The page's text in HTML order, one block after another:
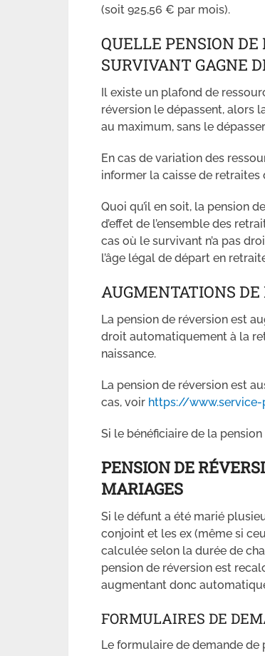
(soit 925,56 € par mois).
QUELLE PENSION
SURVIVANT GAGNE
Il existe un plafond de
réversion le dépassent, alors
au maximum, sans le
En cas de variation des
informer la caisse de retraites
Quoi qu’il en soit, la pension
d’effet de l’ensemble des
cas où le survivant n’a pas
l’âge légal de départ en
AUGMENTATIONS
La pension de réversion est
droit automatiquement à la
naissance.
La pension de réversion est
cas, voir https://
Si le bénéficiaire de la
PENSION DE
MARIAGES
Si le défunt a été marié
conjoint et les ex (même si
calculée selon la durée de
pension de réversion est
augmentant donc
FORMULAIRES DE
Le formulaire de demande